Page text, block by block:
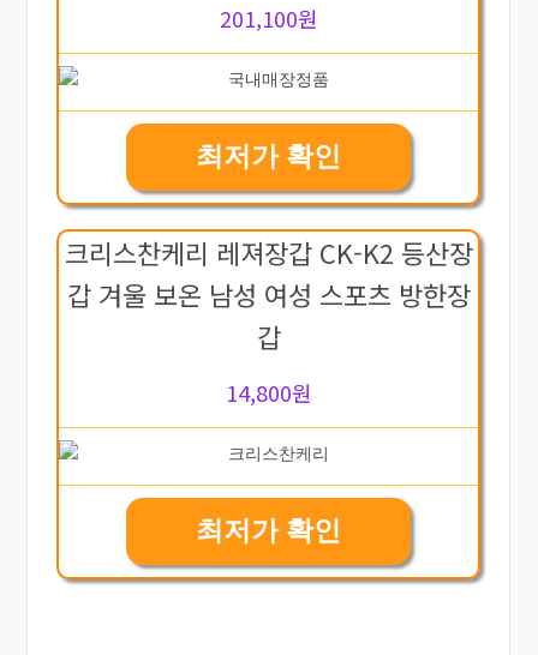
201,100원
최저가 확인
크리스찬케리 레져장갑 CK-K2 등산장
갑 겨울 보온 남성 여성 스포츠 방한장
갑
14,800원
최저가 확인